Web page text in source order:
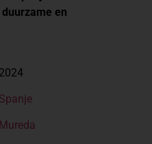
en
2024
Spanje
Mureda